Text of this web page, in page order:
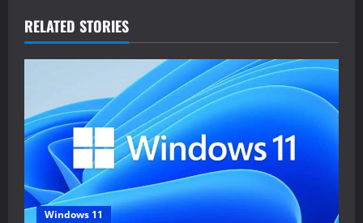
v
i
a
t
i
RELATED STORIES
Windows 11